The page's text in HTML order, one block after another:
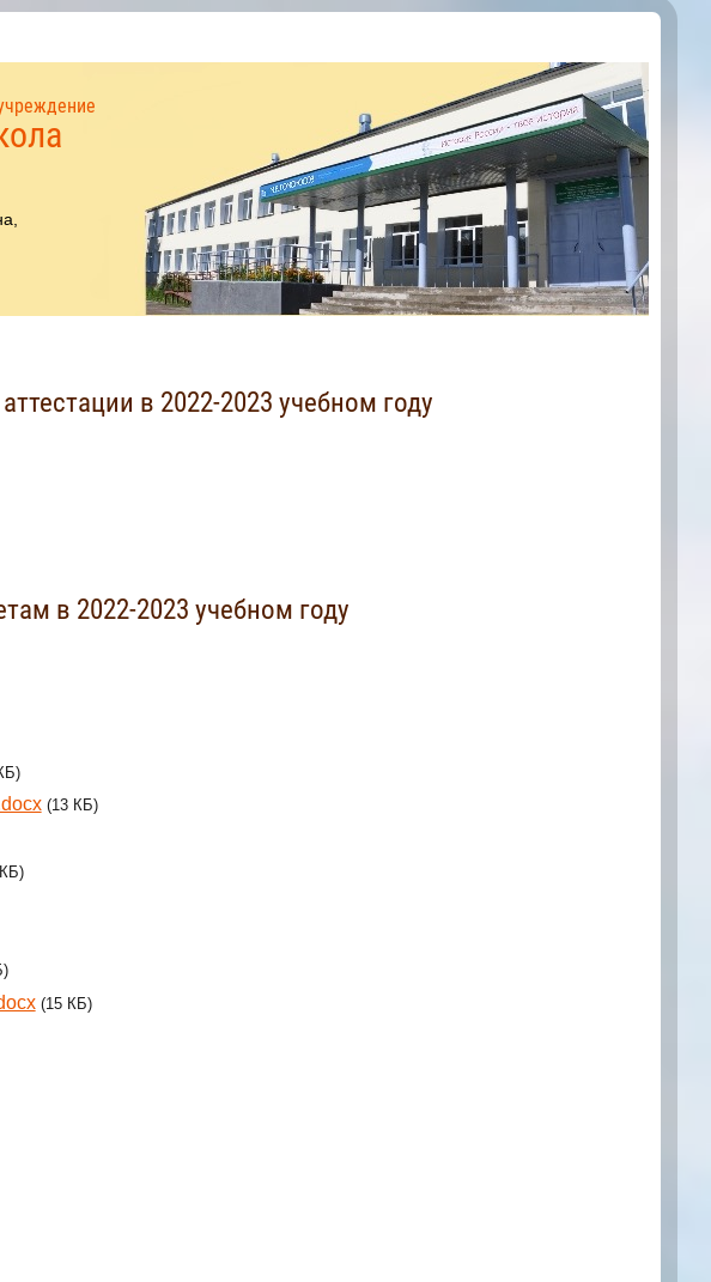
в 2022-2023 учебном году
в 2022-2023 учебном году
(13 КБ)
(15 КБ)